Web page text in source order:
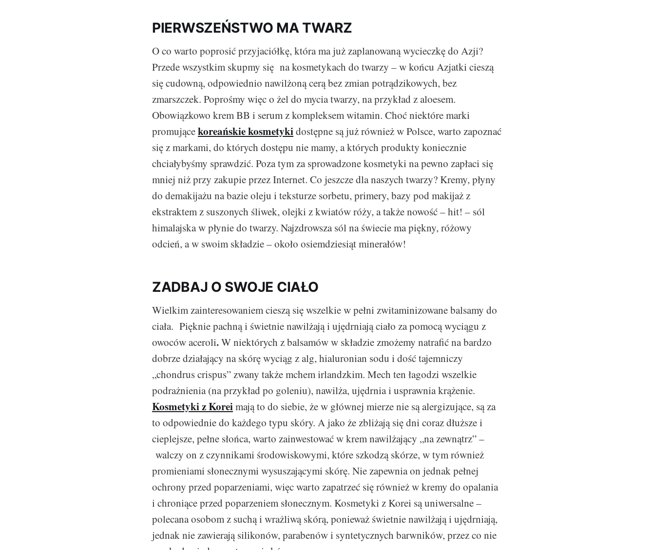
PIERWSZEŃSTWO MA TWARZ
O co warto poprosić przyjaciółkę, która ma już zaplanowaną wycieczkę do Azji?
Przede wszystkim skupmy się na kosmetykach do twarzy – w końcu Azjatki cieszą
się cudowną, odpowiednio nawilżoną cerą bez zmian potrądzikowych, bez
zmarszczek. Poprośmy więc o żel do mycia twarzy, na przykład z aloesem.
Obowiązkowo krem BB i serum z kompleksem witamin. Choć niektóre marki
promującekoreańskie kosmetykidostępne są już również w Polsce, warto zapoznać
się z markami, do których dostępu nie mamy, a których produkty koniecznie
chciałybyśmy sprawdzić. Poza tym za sprowadzone kosmetyki na pewno zapłaci się
mniej niż przy zakupie przez Internet. Co jeszcze dla naszych twarzy? Kremy, płyny
do demakijażu na bazie oleju i teksturze sorbetu, primery, bazy pod makijaż z
ekstraktem z suszonych śliwek, olejki z kwiatów róży, a także nowość – hit! – sól
himalajska w płynie do twarzy. Najzdrowsza sól na świecie ma piękny, różowy
odcień, a w swoim składzie – około osiemdziesiąt minerałów!
ZADBAJ O SWOJE CIAŁO
Wielkim zainteresowaniem cieszą się wszelkie w pełni zwitaminizowane balsamy do
ciała. Pięknie pachną i świetnie nawilżają i ujędrniają ciało za pomocą wyciągu z
owoców aceroli.W niektórych z balsamów w składzie zmożemy natrafić na bardzo
dobrze działający na skórę wyciąg z alg, hialuronian sodu i dość tajemniczy
„chondrus crispus” zwany także mchem irlandzkim. Mech ten łagodzi wszelkie
podrażnienia (na przykład po goleniu), nawilża, ujędrnia i usprawnia krążenie.
Kosmetyki z Koreimają to do siebie, że w głównej mierze nie są alergizujące, są za
to odpowiednie do każdego typu skóry. A jako że zbliżają się dni coraz dłuższe i
cieplejsze, pełne słońca, warto zainwestować w krem nawilżający „na zewnątrz” –
walczy on z czynnikami środowiskowymi, które szkodzą skórze, w tym również
promieniami słonecznymi wysuszającymi skórę. Nie zapewnia on jednak pełnej
ochrony przed poparzeniami, więc warto zapatrzeć się również w kremy do opalania
i chroniące przed poparzeniem słonecznym. Kosmetyki z Korei są uniwersalne –
polecana osobom z suchą i wrażliwą skórą, ponieważ świetnie nawilżają i ujędrniają,
jednak nie zawierają silikonów, parabenów i syntetycznych barwników, przez co nie